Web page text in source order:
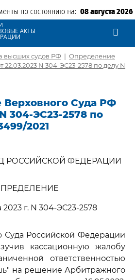
по состоянию на: 08 августа 2026
АКТЫ
высших судов РФ | Определение
N 304-ЭС23-2578 по делу N
Суда РФ
304-ЭС23-2578 по
2021
РОССИЙСКОЙ ФЕДЕРАЦИИ
2023 г. N 304-ЭС23-2578
Суда Российской Федерации
кассационную жалобу
ответственностью
на решение Арбитражного